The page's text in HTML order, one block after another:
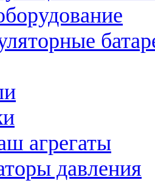
агрегаты
давления